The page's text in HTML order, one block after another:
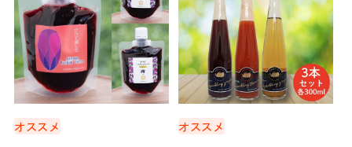
オススメ オススメ